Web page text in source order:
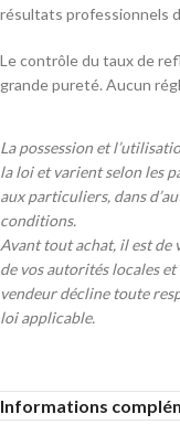
résultats professionnels
Le contrôle du taux de
grande pureté. Aucun
La possession et
la loi et varient selon les
aux particuliers, dans
conditions.
Avant tout achat, il est
de vos autorités locales
vendeur décline toute
loi applicable.
Informations